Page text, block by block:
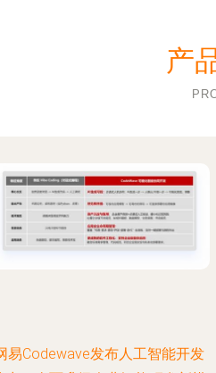
产
易Codewave发布人工智能开发